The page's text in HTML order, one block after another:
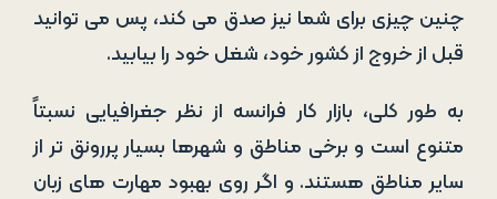
چنین چیزی برای شما نیز صدق می کند، پس می توانید
قبل از خروج از کشور خود، شغل خود را بیابید.
به طور کلی، بازار کار فرانسه از نظر جغرافیایی نسبتاً
متنوع است و برخی مناطق و شهرها بسیار پررونق تر از
سایر مناطق هستند. و اگر روی بهبود مهارت های زبان